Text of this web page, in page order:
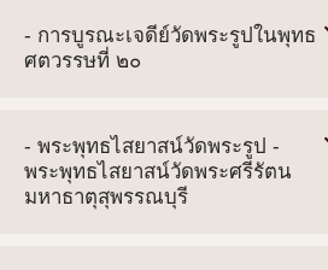
- การบูรณะเจดีย์วัดพระรูปในพุทธ
ศตวรรษที่ ๒๐
- พระพุทธไสยาสน์วัดพระรูป -
พระพุทธไสยาสน์วัดพระศรีรัตน
มหาธาตุสุพรรณบุรี